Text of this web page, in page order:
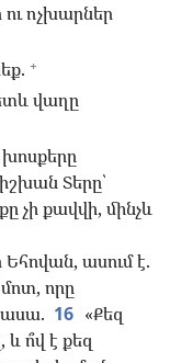
ոչխարներ
+
վաղը
Տերը՝
չի քավվի, մինչև
ասում է.
մոտ, որը
16 «Քեզ
ո՞վ է քեզ